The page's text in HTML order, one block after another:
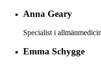
Anna Geary
Specialist i allmänmedicin
Emma Schygge